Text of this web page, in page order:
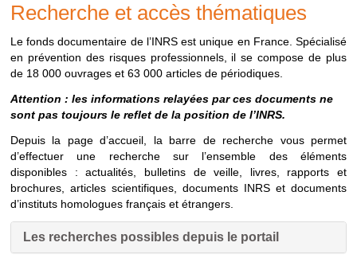
Recherche et accès thématiques
Le fonds documentaire de l’INRS est unique en France. Spécialisé
en prévention des risques professionnels, il se compose de plus
de 18 000 ouvrages et 63 000 articles de périodiques.
Attention : les informations relayées par ces documents ne
sont pas toujours le reflet de la position de l’INRS.
Depuis la page d’accueil, la barre de recherche vous permet
d’effectuer une recherche sur l’ensemble des éléments
disponibles : actualités, bulletins de veille, livres, rapports et
brochures, articles scientifiques, documents INRS et documents
d’instituts homologues français et étrangers.
Les recherches possibles depuis le portail